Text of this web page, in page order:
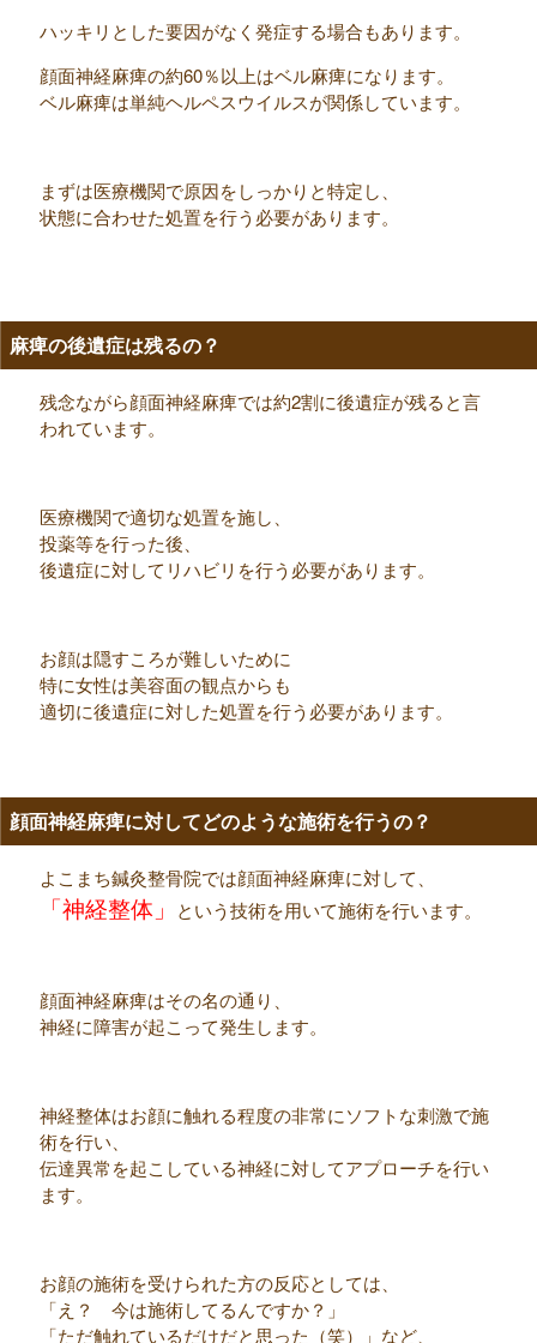
ハッキリとした要因がなく発症する場合もあります。
顔面神経麻痺の約60％以上はベル麻痺になります。
ベル麻痺は単純ヘルペスウイルスが関係しています。
まずは医療機関で原因をしっかりと特定し、
状態に合わせた処置を行う必要があります。
麻痺の後遺症は残るの？
残念ながら顔面神経麻痺では約2割に後遺症が残ると言
われています。
医療機関で適切な処置を施し、
投薬等を行った後、
後遺症に対してリハビリを行う必要があります。
お顔は隠すころが難しいために
特に女性は美容面の観点からも
適切に後遺症に対した処置を行う必要があります。
顔面神経麻痺に対してどのような施術を行うの？
よこまち鍼灸整骨院では顔面神経麻痺に対して、
「神経整体」 という技術を用いて施術を行います。
顔面神経麻痺はその名の通り、
神経に障害が起こって発生します。
神経整体はお顔に触れる程度の非常にソフトな刺激で施
術を行い、
伝達異常を起こしている神経に対してアプローチを行い
ます。
お顔の施術を受けられた方の反応としては、
「え？ 今は施術してるんですか？」
「ただ触れているだけだと思った（笑）」など、